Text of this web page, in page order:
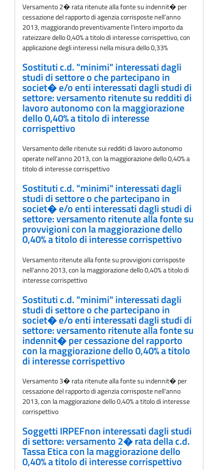
Versamento 2� rata ritenute alla fonte su indennit� per
cessazione del rapporto di agenzia corrisposte nell'anno
2013, maggiorando preventivamente l'intero importo da
rateizzare dello 0,40% a titolo di interesse corrispettivo, con
applicazione degli interessi nella misura dello 0,33%
Sostituti c.d. "minimi" interessati dagli
studi di settore o che partecipano in
societ� e/o enti interessati dagli studi di
settore: versamento ritenute su redditi di
lavoro autonomo con la maggiorazione
dello 0,40% a titolo di interesse
corrispettivo
Versamento delle ritenute sui redditi di lavoro autonomo
operate nell'anno 2013, con la maggiorazione dello 0,40% a
titolo di interesse corrispettivo
Sostituti c.d. "minimi" interessati dagli
studi di settore o che partecipano in
societ� e/o enti interessati dagli studi di
settore: versamento ritenute alla fonte su
provvigioni con la maggiorazione dello
0,40% a titolo di interesse corrispettivo
Versamento ritenute alla fonte su provvigioni corrisposte
nell'anno 2013, con la maggiorazione dello 0,40% a titolo di
interesse corrispettivo
Sostituti c.d. "minimi" interessati dagli
studi di settore o che partecipano in
societ� e/o enti interessati dagli studi di
settore: versamento ritenute alla fonte su
indennit� per cessazione del rapporto
con la maggiorazione dello 0,40% a titolo
di interesse corrispettivo
Versamento 3� rata ritenute alla fonte su indennit� per
cessazione del rapporto di agenzia corrisposte nell'anno
2013, con la maggiorazione dello 0,40% a titolo di interesse
corrispettivo
Soggetti IRPEFnon interessati dagli studi
di settore: versamento 2� rata della c.d.
Tassa Etica con la maggiorazione dello
0,40% a titolo di interesse corrispettivo